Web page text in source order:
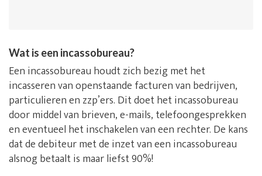
Wat is een incassobureau?
Een incassobureau houdt zich bezig met het
incasseren van openstaande facturen van bedrijven,
particulieren en zzp’ers. Dit doet het incassobureau
door middel van brieven, e-mails, telefoongesprekken
en eventueel het inschakelen van een rechter. De kans
dat de debiteur met de inzet van een incassobureau
alsnog betaalt is maar liefst 90%!